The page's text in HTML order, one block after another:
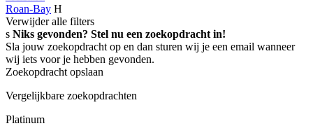
Roan-Bay H
Verwijder alle filters
s Niks gevonden? Stel nu een zoekopdracht in!
Sla jouw zoekopdracht op en dan sturen wij je een email wanneer
wij iets voor je hebben gevonden.
Zoekopdracht opslaan
Vergelijkbare zoekopdrachten
Platinum